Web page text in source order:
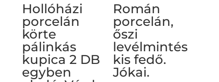
Hollóházi
porcelán
körte
pálinkás
kupica 2 DB
egyben
Román
porcelán,
őszi
levélmintés
kis fedő.
Jókai.